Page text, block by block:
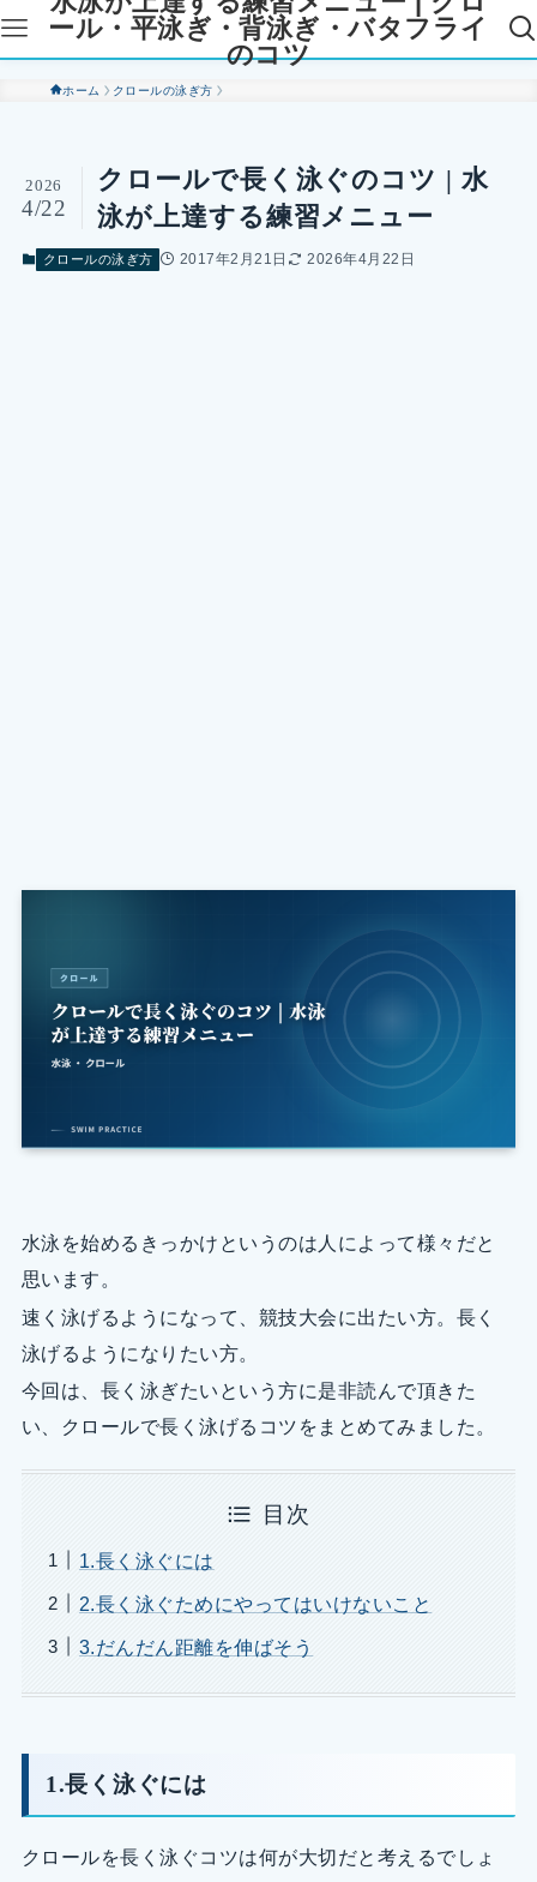
ール・平泳ぎ・背泳ぎ・バタフライ
のコツ
ホーム クロールの泳ぎ方
クロールで長く泳ぐのコツ | 水
泳が上達する練習メニュー
2026
4/22
クロールの泳ぎ方 2017年2月21日 2026年4月22日
水泳を始めるきっかけというのは人によって様々だと
思います。
速く泳げるようになって、競技大会に出たい方。長く
泳げるようになりたい方。
今回は、長く泳ぎたいという方に是非読んで頂きた
い、クロールで長く泳げるコツをまとめてみました。
目次
1.長く泳ぐには
2.長く泳ぐためにやってはいけないこと
3.だんだん距離を伸ばそう
1.長く泳ぐには
クロールを長く泳ぐコツは何が大切だと考えるでしょ